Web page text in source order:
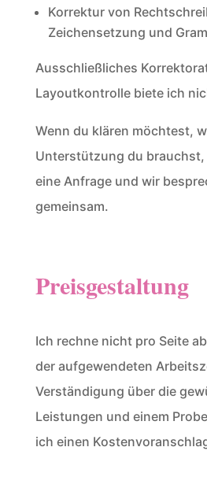
Korrektur von
Zeichensetzung und
Ausschließliches
Layoutkontrolle biete ich
Wenn du klären möchtest,
Unterstützung du
eine Anfrage und wir
gemeinsam.
Preisgestaltung
Ich rechne nicht pro Seite
der aufgewendeten
Verständigung über die
Leistungen und einem
ich einen